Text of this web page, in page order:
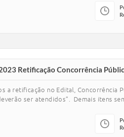
Retificação Concorrência
a retificação no Edital, Concorrência
ser atendidos”. Demais itens